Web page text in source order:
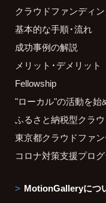
クラウドファンディ
基本的な手順・流れ
成功事例の解説
メリット・デメリット
Fellowship
"ローカル"の活動を始
ふるさと納税型クラ
東京都クラウドファ
コロナ対策支援プロ
MotionGalleryにつ